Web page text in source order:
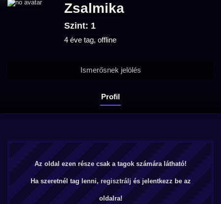
Zsalmika
Szint: 1
4 éve tag, offline
Profil
Ismerősnek jelölés
Az oldal ezen része csak a tagok számára látható!
Ha szeretnél tag lenni, regisztrálj és jelentkezz be az
oldalra!